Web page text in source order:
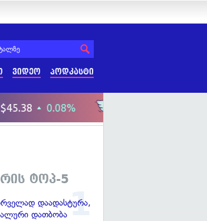
ვიდეო პოდკასტი
ტოპ-5
დაადასტურა,
დათბობა